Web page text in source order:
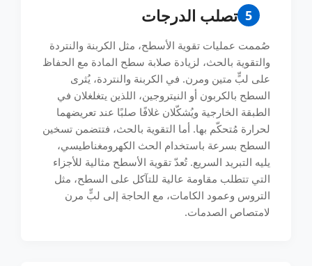
5 تصلب الدرجات
صُممت عمليات تقوية الأسطح، مثل الكربنة والنتردة
والتقوية بالحث، لزيادة صلابة سطح المادة مع الحفاظ
على لبٍّ متين ومرن. في الكربنة والنتردة، يُثرى
السطح بالكربون أو النيتروجين، اللذين يتغلغلان في
الطبقة الخارجية ويُشكّلان غلافًا صلبًا عند تعريضهما
لحرارة مُتحكّم بها. أما التقوية بالحث، فتتضمن تسخين
السطح بسرعة باستخدام الحث الكهرومغناطيسي،
يليه التبريد السريع. تُعدّ تقوية الأسطح مثالية للأجزاء
التي تتطلب مقاومة عالية للتآكل على السطح، مثل
التروس وعمود الكامات، مع الحاجة إلى لبٍّ مرن
لامتصاص الصدمات.